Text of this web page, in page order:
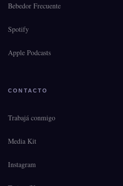
Bebedor Frecuente
Spotify
Apple Podcasts
CONTACTO
Trabajá conmigo
Media Kit
Instagram